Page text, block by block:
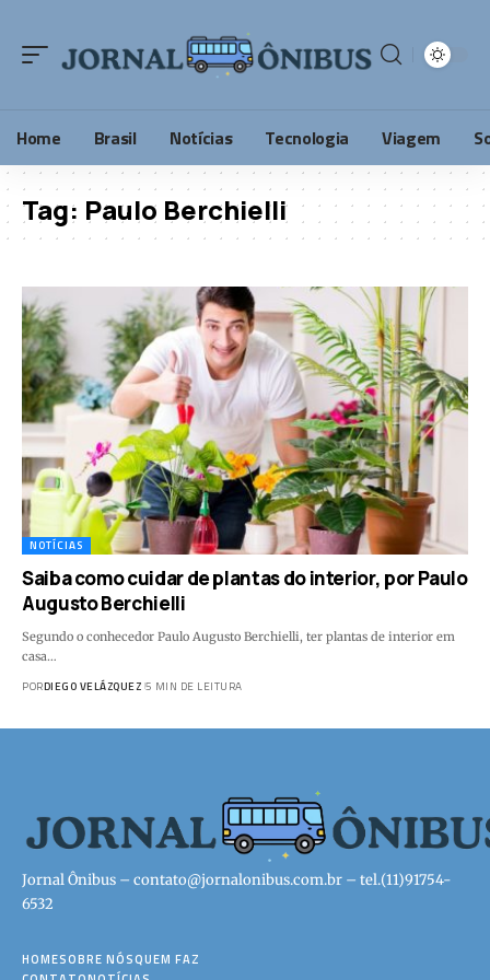
Home Brasil Notícias Tecnologia Viagem
Tag: Paulo Berchielli
NOTÍCIAS
Saiba como cuidar de plantas do interior, por Paulo
Augusto Berchielli
Segundo o conhecedor Paulo Augusto Berchielli, ter plantas de interior em
casa…
PORDIEGO VELÁZQUEZ 5 MIN DE LEITURA
Jornal Ônibus – contato@jornalonibus.com.br – tel.(11)91754-
6532
HOMESOBRE NÓSQUEM FAZ